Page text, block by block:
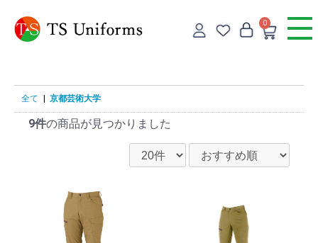
0
全て 京都芸術大学
9件の商品が見つかりました